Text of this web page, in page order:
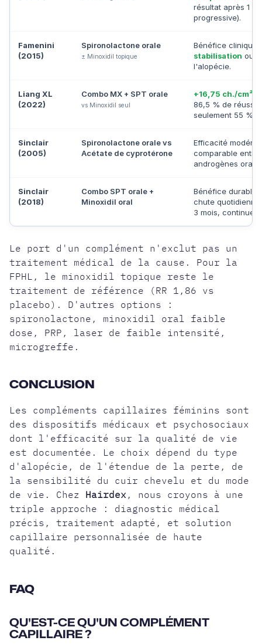
résultat après 1
progressive).
Famenini
(2015)
Spironolactone orale
± Minoxidil topique
Bénéfice clinique
stabilisation ou
l'alopécie.
Liang XL
(2022)
Combo MX + SPT orale
vs Minoxidil seul
+16,75 ch./cm²
86,5 % de
seulement 55 %
Sinclair
(2005)
Spironolactone orale vs
Acétate de cyprotérone
Efficacité
comparable entre
androgènes
Sinclair
(2018)
Combo SPT orale +
Minoxidil oral
Bénéfice durable
chute
3 mois, continue
Le port d'un complément n'exclut pas un
traitement médical de la cause. Pour la
FPHL, le minoxidil topique reste le
traitement de référence (RR 1,86 vs
placebo). D'autres options :
spironolactone, minoxidil oral faible
dose, PRP, laser de faible intensité,
microgreffe.
CONCLUSION
Les compléments capillaires féminins sont
des dispositifs médicaux et psychosociaux
dont l'efficacité sur la qualité de vie
est documentée. Le choix dépend du type
d'alopécie, de l'étendue de la perte, de
la sensibilité du cuir chevelu et du mode
de vie. Chez Hairdex , nous croyons à une
triple approche : diagnostic médical
précis, traitement adapté, et solution
capillaire personnalisée de haute
qualité.
FAQ
QU'EST-CE QU'UN COMPLÉMENT
CAPILLAIRE ?